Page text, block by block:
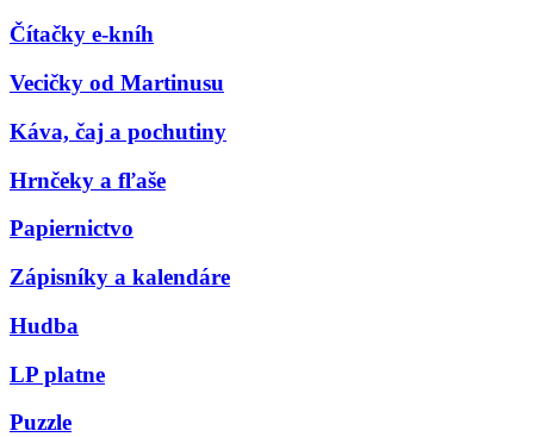
Čítačky e-kníh
Vecičky od Martinusu
Káva, čaj a pochutiny
Hrnčeky a fľaše
Papiernictvo
Zápisníky a kalendáre
Hudba
LP platne
Puzzle